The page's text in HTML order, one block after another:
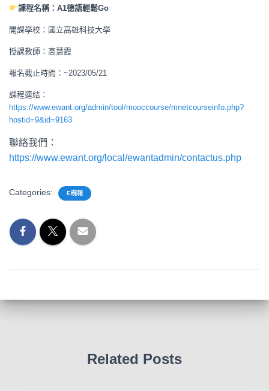
課程名稱：A1德語輕鬆Go
開課學校：國立高雄科技大學
授課教師：高慧霞
報名截止時間：~2023/05/21
課程連結：
https://www.ewant.org/admin/tool/mooccourse/mnetcourseinfo.php?
hostid=9&id=9163
聯絡我們：
https://www.ewant.org/local/ewantadmin/contactus.php
Categories: E碗報
Related Posts